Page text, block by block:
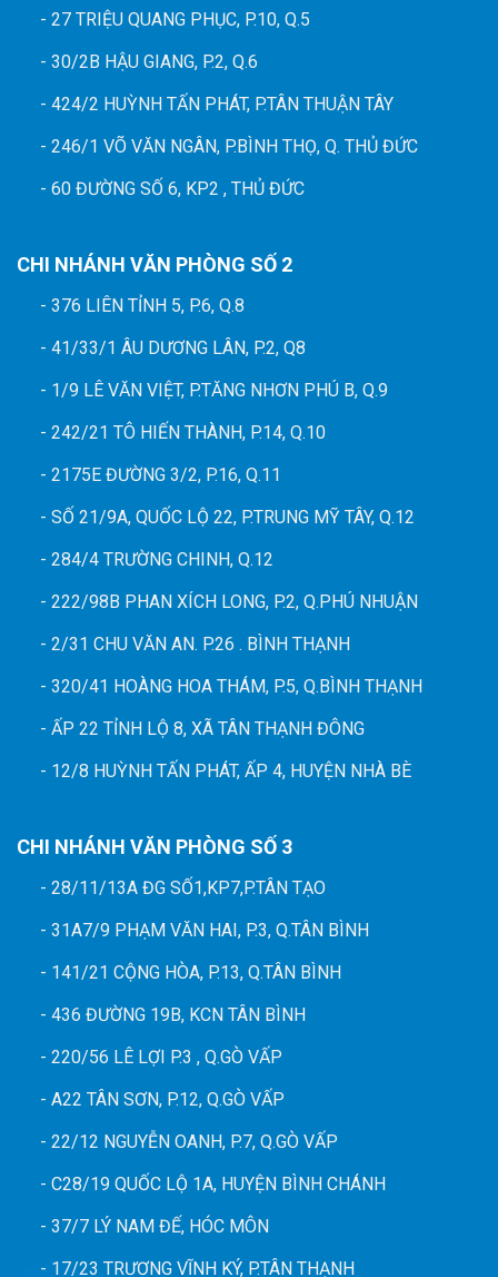
- 27 TRIỆU QUANG PHỤC, P.10, Q.5
- 30/2B HẬU GIANG, P.2, Q.6
- 424/2 HUỲNH TẤN PHÁT, P.TÂN THUẬN TÂY
- 246/1 VÕ VĂN NGÂN, P.BÌNH THỌ, Q. THỦ ĐỨC
- 60 ĐƯỜNG SỐ 6, KP2 , THỦ ĐỨC
CHI NHÁNH VĂN PHÒNG SỐ 2
- 376 LIÊN TỈNH 5, P.6, Q.8
- 41/33/1 ÂU DƯƠNG LÂN, P.2, Q8
- 1/9 LÊ VĂN VIỆT, P.TĂNG NHƠN PHÚ B, Q.9
- 242/21 TÔ HIẾN THÀNH, P.14, Q.10
- 2175E ĐƯỜNG 3/2, P.16, Q.11
- SỐ 21/9A, QUỐC LỘ 22, P.TRUNG MỸ TÂY, Q.12
- 284/4 TRƯỜNG CHINH, Q.12
- 222/98B PHAN XÍCH LONG, P.2, Q.PHÚ NHUẬN
- 2/31 CHU VĂN AN. P.26 . BÌNH THẠNH
- 320/41 HOÀNG HOA THÁM, P.5, Q.BÌNH THẠNH
- ẤP 22 TỈNH LỘ 8, XÃ TÂN THẠNH ĐÔNG
- 12/8 HUỲNH TẤN PHÁT, ẤP 4, HUYỆN NHÀ BÈ
CHI NHÁNH VĂN PHÒNG SỐ 3
- 28/11/13A ĐG SỐ1,KP7,P.TÂN TẠO
- 31A7/9 PHẠM VĂN HAI, P.3, Q.TÂN BÌNH
- 141/21 CỘNG HÒA, P.13, Q.TÂN BÌNH
- 436 ĐƯỜNG 19B, KCN TÂN BÌNH
- 220/56 LÊ LỢI P.3 , Q.GÒ VẤP
- A22 TÂN SƠN, P.12, Q.GÒ VẤP
- 22/12 NGUYỄN OANH, P.7, Q.GÒ VẤP
- C28/19 QUỐC LỘ 1A, HUYỆN BÌNH CHÁNH
- 37/7 LÝ NAM ĐẾ, HÓC MÔN
- 17/23 TRƯƠNG VĨNH KÝ, P.TÂN THẠNH